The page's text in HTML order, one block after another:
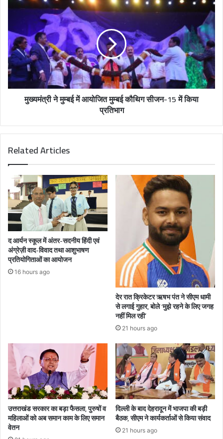
मुख्यमंत्री ने मुम्बई में आयोजित मुम्बई कौथिग सीजन-15 में किया
प्रतिभाग
Related Articles
द आर्यन स्कूल में अंतर-सदनीय हिंदी एवं
अंग्रेज़ी वाद-विवाद तथा आशुभाषण
प्रतियोगिताओं का आयोजन
16 hours ago
देर रात क्रिकेटर ऋषभ पंत ने सीएम धामी
से लगाई गुहार, बोले ‘मुझे रहने के लिए जगह
नहीं मिल रही’
21 hours ago
उत्तराखंड सरकार का बड़ा फैसला, पुरुषों व
महिलाओं को अब समान काम के लिए समान
वेतन
दिल्ली के बाद देहरादून में भाजपा की बड़ी
बैठक, सीएम ने कार्यकर्ताओं से किया संवाद
21 hours ago